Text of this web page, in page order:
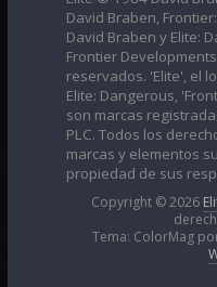
David Braben,
David Braben y Elite:
Frontier
reservados. 'Elite', el
Elite: Dangerous,
son marcas
PLC. Todos los
marcas y elementos
propiedad de sus
Copyright © 2026
Tema: ColorMag